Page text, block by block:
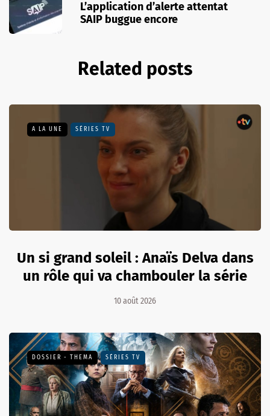
L’application d’alerte attentat
SAIP buggue encore
Related posts
A LA UNE SÉRIES TV
Un si grand soleil : Anaïs Delva dans
un rôle qui va chambouler la série
10 août 2026
DOSSIER - THEMA SÉRIES TV